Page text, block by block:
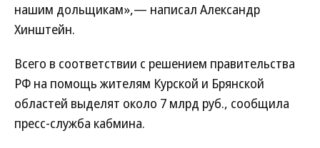
нашим дольщикам»,— написал Александр
Хинштейн.
Всего в соответствии с решением правительства
РФ на помощь жителям Курской и Брянской
областей выделят около 7 млрд руб., сообщила
пресс-служба кабмина.